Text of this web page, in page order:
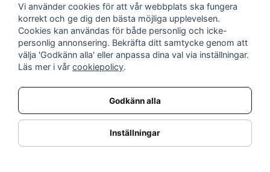
INFORMATION
Nyheter
Kampanjer
Varumärken
Vi använder cookies för att vår webbplats ska fungera
korrekt och ge dig den bästa möjliga upplevelsen.
Cookies kan användas för både personlig och icke-
personlig annonsering. Bekräfta ditt samtycke genom att
välja 'Godkänn alla' eller anpassa dina val via inställningar.
Läs mer i vår cookiepolicy.
Godkänn alla
Inställningar